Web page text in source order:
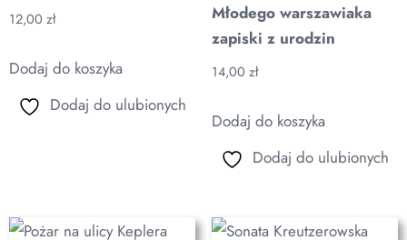
12,00 zł
Dodaj do koszyka
Dodaj do ulubionych
Młodego warszawiaka
zapiski z urodzin
14,00 zł
Dodaj do koszyka
Dodaj do ulubionych